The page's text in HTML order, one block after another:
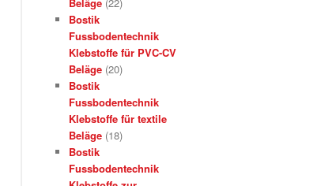
Bostik
Fussbodentechnik
Klebstoffe für PVC-CV
Beläge (20)
Bostik
Fussbodentechnik
Klebstoffe für textile
Beläge (18)
Bostik
Fussbodentechnik